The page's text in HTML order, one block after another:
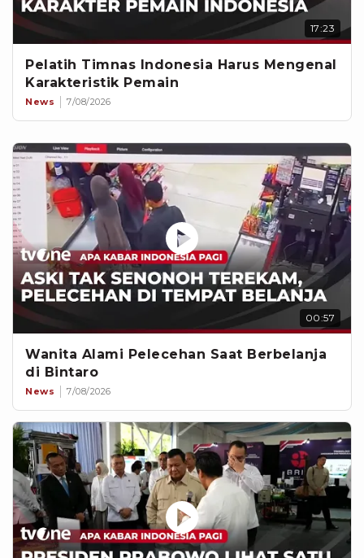
17:23
Pelatih Timnas Indonesia Harus Mengenal
Karakteristik Pemain
News 7/08/2026
00:57
Wanita Alami Pelecehan Saat Berbelanja
di Bintaro
News 7/08/2026